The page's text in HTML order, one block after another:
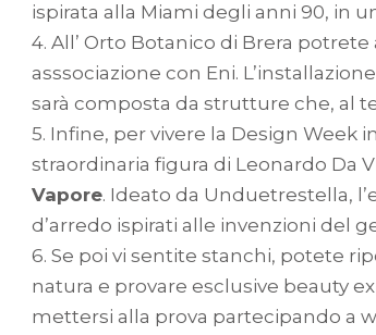
ispirata alla Miami degli anni 90, in
4. All’ Orto Botanico di Brera
asssociazione con Eni.
sarà composta da strutture che, al
5. Infine, per vivere la Design Week
straordinaria figura di Leonardo Da
Vapore. Ideato da Unduetrestella,
d’arredo ispirati alle invenzioni del
6. Se poi vi sentite stanchi, potete
natura e provare esclusive beauty
mettersi alla prova partecipando a